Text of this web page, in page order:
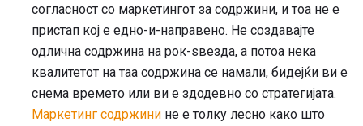
согласност со маркетингот за содржини, и тоа не е
пристап кој е едно-и-направено. Не создавајте
одлична содржина на рок-ѕвезда, а потоа нека
квалитетот на таа содржина се намали, бидејќи ви е
снема времето или ви е здодевно со стратегијата.
Маркетинг содржини не е толку лесно како што